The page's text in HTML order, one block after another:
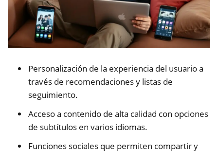
Personalización de la experiencia del usuario a
través de recomendaciones y listas de
seguimiento.
Acceso a contenido de alta calidad con opciones
de subtítulos en varios idiomas.
Funciones sociales que permiten compartir y